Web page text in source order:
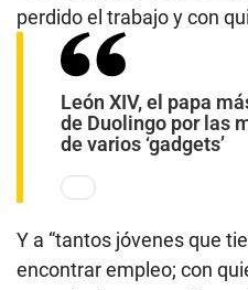
perdido el trabajo y con
León XIV, el papa
de Duolingo por las
de varios ‘gadgets’
Y a “tantos jóvenes que
encontrar empleo; con